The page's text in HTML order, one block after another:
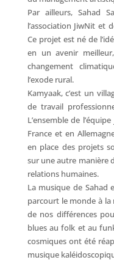
Par ailleurs, Sahad
l’association JiwNit et
Ce projet est né de
en un avenir
changement
l’exode rural.
Kamyaak, c’est un
de travail
L’ensemble de
France et en
en place des projets
sur une autre manière
relations humaines.
La musique de
parcourt le monde à la
de nos différences
blues au folk et au
cosmiques ont été
musique